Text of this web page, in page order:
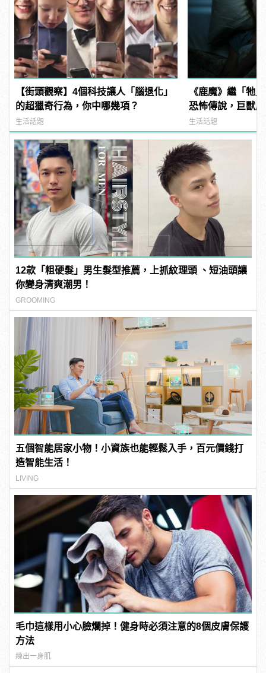
【街頭觀察】4個科技讓人「腦退化」
的超獵奇行為，你中哪幾項？
生活話題
《鹿魔》繼「牠
恐怖傳說，巨獸
現身！ |
生活話題
12款「粗硬髮」男生髮型推薦，上抓紋理頭 、短油頭讓
你變身清爽潮男！
GROOMING
五個智能居家小物！小資族也能輕鬆入手，百元價錢打
造智能生活！
LIVING
毛巾這樣用小心臉爛掉！健身時必須注意的8個皮膚保護
方法
練出一身肌